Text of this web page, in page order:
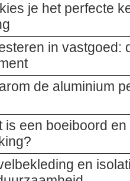
je het perfecte
in vastgoed:
de aluminium
is een boeiboord
en